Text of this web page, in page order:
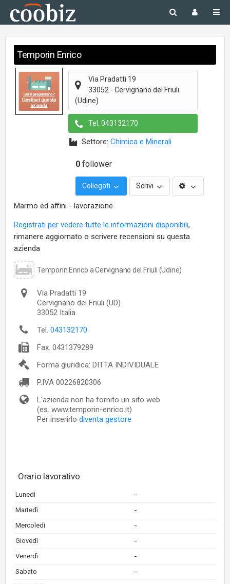
Temporin Enrico
Via Pradatti 19
33052 - Cervignano del Friuli
(Udine)
Tel. 043132170
Settore: Chimica e Minerali
0 follower
Collegati Scrivi
Marmo ed affini - lavorazione
Registrati per vedere tutte le informazioni disponibili,
rimanere aggiornato o scrivere recensioni su questa
azienda
Temporin Enrico a Cervignano del Friuli (Udine)
Via Pradatti 19
Cervignano del Friuli (UD)
33052 Italia
Tel. 043132170
Fax. 0431379289
Forma giuridica: DITTA INDIVIDUALE
P.IVA 00226820306
L'azienda non ha fornito un sito web
(es. www.temporin-enrico.it)
Per inserirlo diventa gestore
Orario lavorativo
Lunedì -
Martedì -
Mercoledì -
Giovedì -
Venerdì -
Sabato -